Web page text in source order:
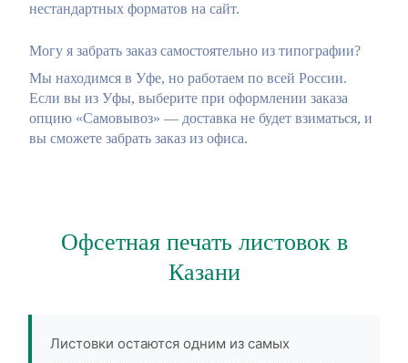
нестандартных форматов на сайт.
Могу я забрать заказ самостоятельно из типографии?
Мы находимся в Уфе, но работаем по всей России.
Если вы из Уфы, выберите при оформлении заказа
опцию «Самовывоз» — доставка не будет взиматься, и
вы сможете забрать заказ из офиса.
Офсетная печать листовок в
Казани
Листовки остаются одним из самых